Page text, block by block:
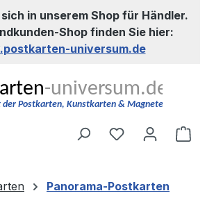
in unserem Shop für Händler.
Shop finden Sie hier:
universum.de
Du hast 0
Panorama-Postkarten